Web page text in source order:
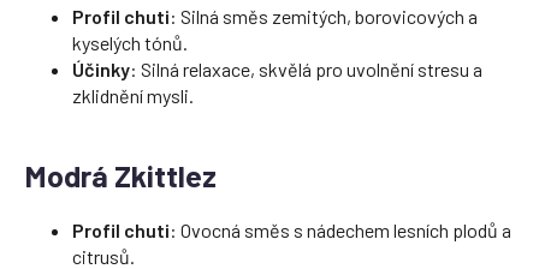
Profil chuti: Silná směs zemitých, borovicových a
kyselých tónů.
Účinky: Silná relaxace, skvělá pro uvolnění stresu a
zklidnění mysli.
Modrá Zkittlez
Profil chuti: Ovocná směs s nádechem lesních plodů a
citrusů.